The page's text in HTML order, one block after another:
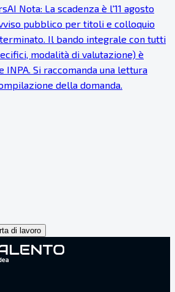
Nota: La scadenza è l'11 agosto
pubblico per titoli e colloquio
Il bando integrale con tutti
modalità di valutazione) è
Si raccomanda una lettura
della domanda.
di lavoro